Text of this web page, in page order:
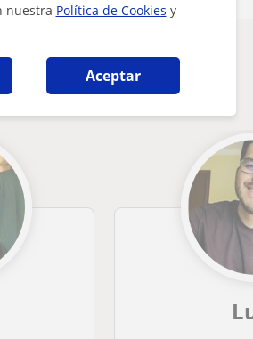
nuestra Política de Cookies y
Aceptar